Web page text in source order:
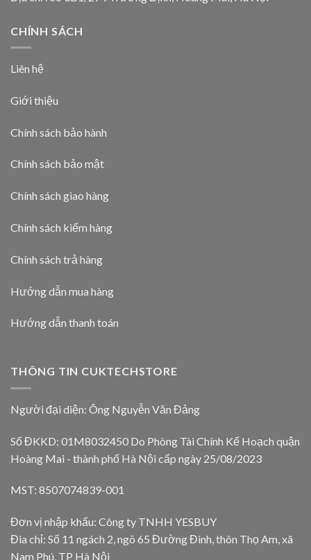
CHÍNH SÁCH
Liên hệ
Giới thiệu
Chính sách bảo hành
Chính sách bảo mật
Chính sách giao hàng
Chính sách kiểm hàng
Chính sách trả hàng
Hướng dẫn mua hàng
Hướng dẫn thanh toán
THÔNG TIN CUKTECHSTORE
Người đại diện: Ông Nguyễn Văn Đảng
Số ĐKKD: 01M8032450 Do Phòng Tài Chính Kế Hoạch quận
Hoàng Mai - thành phố Hà Nội cấp ngày 25/08/2023
MST: 8507074839-001
Đơn vị nhập khẩu: Công ty TNHH YESBUY
Đia chỉ: Số 11 ngách 2, ngõ 65 Đường Đình, thôn Thọ Am, xã
Nam Phú, TP Hà Nội